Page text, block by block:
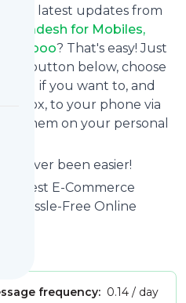
the latest updates from
for Mobiles,
? That's easy! Just
button below, choose
if you want to, and
inbox, to your phone via
them on your personal
never been easier!
Best E-Commerce
Hassle-Free Online
frequency: 0.14 / day